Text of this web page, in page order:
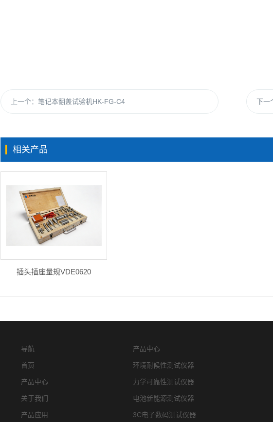
上一个： 笔记本翻盖试验机HK-FG-C4 下一
相关产品
插头插座量规VDE0620
导航
首页
产品中心
关于我们
产品应用
产品中心
环境耐候性测试仪器
力学可靠性测试仪器
电池新能源测试仪器
3C电子数码测试仪器